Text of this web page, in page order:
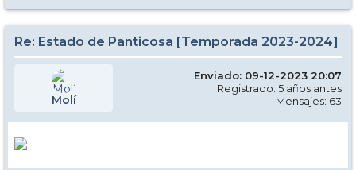
Re: Estado de Panticosa [Temporada 2023-2024]
Molí
Enviado: 09-12-2023 20:07
Registrado: 5 años antes
Mensajes: 63